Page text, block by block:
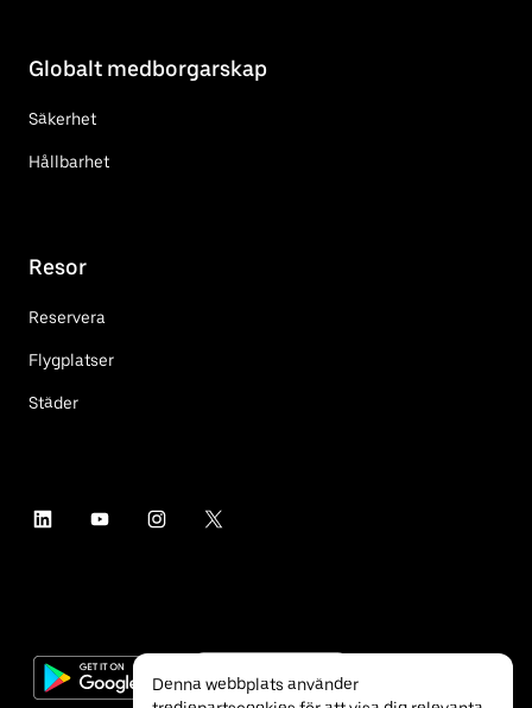
Globalt medborgarskap
Säkerhet
Hållbarhet
Resor
Reservera
Flygplatser
Städer
Denna webbplats använder